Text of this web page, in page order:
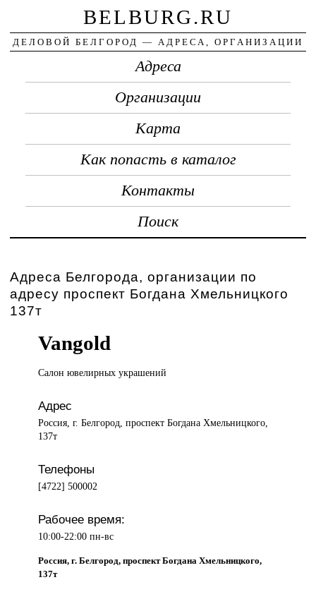
BELBURG.RU
ДЕЛОВОЙ БЕЛГОРОД — АДРЕСА, ОРГАНИЗАЦИИ
Адреса
Организации
Карта
Как попасть в каталог
Контакты
Поиск
Адреса Белгорода, организации по
адресу проспект Богдана Хмельницкого
137т
Vangold
Салон ювелирныхукрашений
Адрес
Россия, г. Белгород, проспект Богдана Хмельницкого,
137т
Телефоны
[4722] 500002
Рабочее время:
10:00-22:00 пн-вс
Россия, г. Белгород, проспект Богдана Хмельницкого,
137т